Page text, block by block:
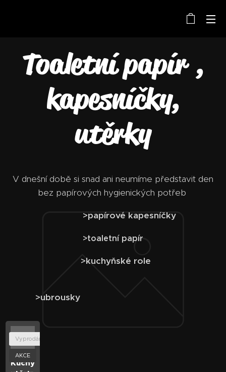
Toaletní papír ,
kapesníčky,
utěrky
V dnešní době si snad ani neumíme představit den
bez papírových hygienických potřeb
>papírové kapesníčky
>toaletní papír
>kuchyňské role
>ubrousky
Kuchyňské
Vyprodáno
AKCE